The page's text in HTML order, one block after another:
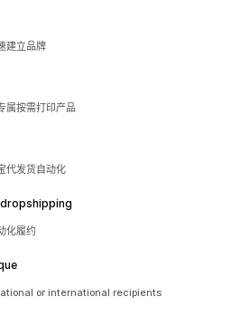
建立品牌
属按需打印产品
代发货自动化
化履约
or international recipients